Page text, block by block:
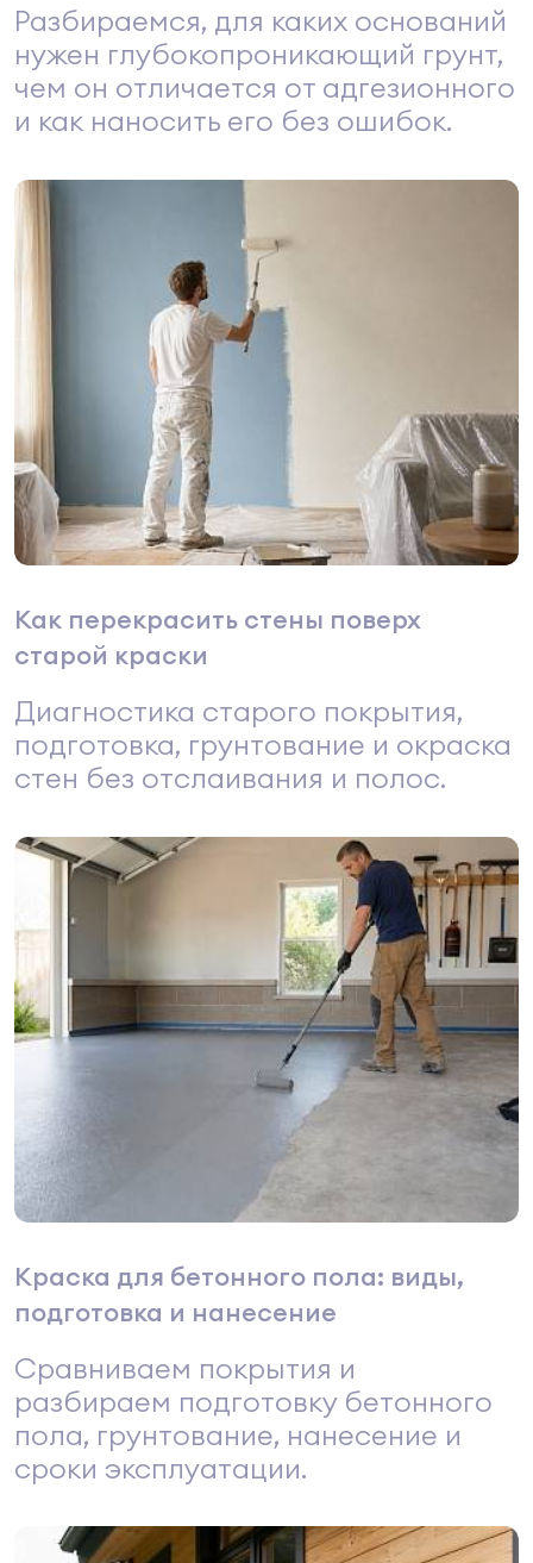
Разбираемся, для каких оснований
нужен глубокопроникающий грунт,
чем он отличается от адгезионного
и как наносить его без ошибок.
Как перекрасить стены поверх
старой краски
Диагностика старого покрытия,
подготовка, грунтование и окраска
стен без отслаивания и полос.
Краска для бетонного пола: виды,
подготовка и нанесение
Сравниваем покрытия и
разбираем подготовку бетонного
пола, грунтование, нанесение и
сроки эксплуатации.